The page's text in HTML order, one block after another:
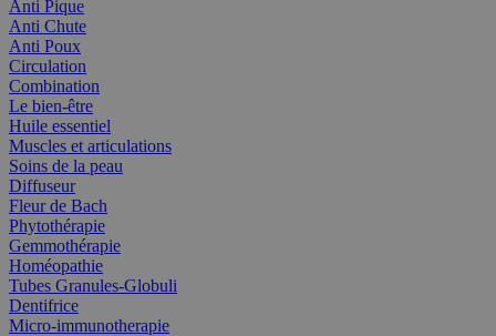
Anti Pique
Anti Chute
Anti Poux
Circulation
Combination
Le bien-être
Huile essentiel
Muscles et articulations
Soins de la peau
Diffuseur
Fleur de Bach
Phytothérapie
Gemmothérapie
Homéopathie
Tubes Granules-Globuli
Dentifrice
Micro-immunotherapie